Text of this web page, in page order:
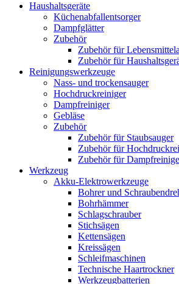
Haushaltsgeräte
Küchenabfallentsorger
Dampfglätter
Zubehör
Zubehör für
Zubehör für
Reinigungswerkzeuge
Nass- und trockensauger
Hochdruckreiniger
Dampfreiniger
Gebläse
Zubehör
Zubehör für Staubsauger
Zubehör für
Zubehör für
Werkzeug
Akku-Elektrowerkzeuge
Bohrer und
Bohrhämmer
Schlagschrauber
Stichsägen
Kettensägen
Kreissägen
Schleifmaschinen
Technische Haartrockner
Werkzeugbatterien